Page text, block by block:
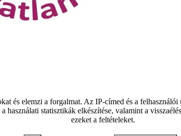
és elemzi a forgalmat. Az IP-címed és a
használati statisztikák elkészítése, valamint a
ezeket a feltételeket.